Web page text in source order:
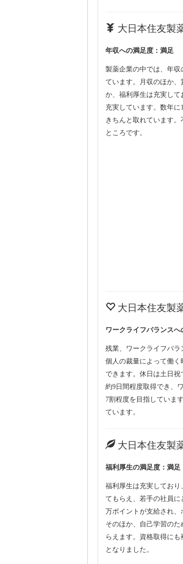
大日本住友製
年収への満足度：満足
製薬企業の中では、年
ています。月収のほか
か、福利厚生は充実し
充実しています。数年
きちんと取れています
ところです。
大日本住友製
ワークライフバランス
残業、ワークライフバラ
個人の裁量によって働
できます。休日は土日
約9日間程度取得でき、
7割程度を目指していま
ています。
大日本住友製
福利厚生の満足度：満足
福利厚生は充実しており
てもらえ、若手の社員
万ポイントが支給され、
そのほか、自己学習の
らえます。資格取得に
となりました。